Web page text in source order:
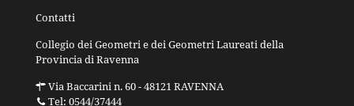
Contatti
Collegio dei Geometri e dei Geometri Laureati della
Provincia di Ravenna
Via Baccarini n. 60 - 48121 RAVENNA
Tel: 0544/37444